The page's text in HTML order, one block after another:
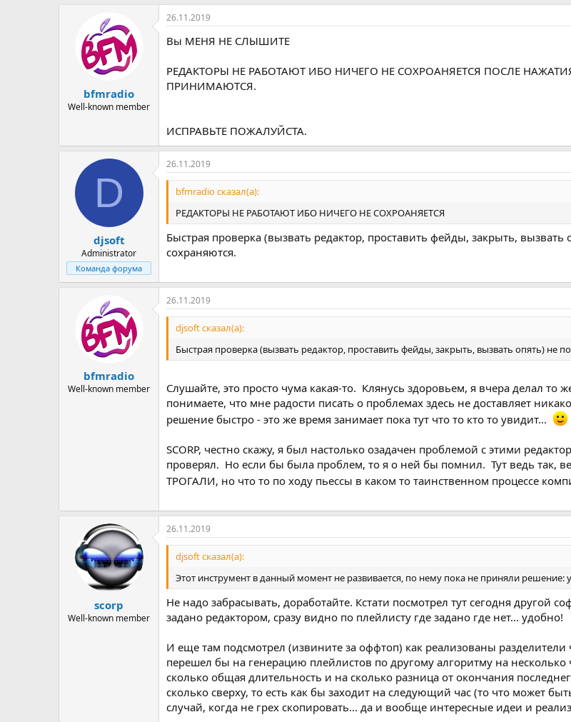
bfmradio
Well-known member
26.11.2019
Вы МЕНЯ НЕ СЛЫШИТЕ
РЕДАКТОРЫ НЕ РАБОТАЮТ ИБО НИЧЕГО НЕ СОХРОАНЯЕТСЯ ПОСЛЕ
ПРИНИМАЮТСЯ.
ИСПРАВЬТЕ ПОЖАЛУЙСТА.
D
djsoft
Administrator
Команда форума
26.11.2019
bfmradio сказал(а):
РЕДАКТОРЫ НЕ РАБОТАЮТ ИБО НИЧЕГО НЕ СОХРОАНЯЕТСЯ
Быстрая проверка (вызвать редактор, проставить фейды, закрыть,
сохраняются.
bfmradio
Well-known member
26.11.2019
djsoft сказал(а):
Быстрая проверка (вызвать редактор, проставить фейды, закрыть, вызвать опять)
Слушайте, это просто чума какая-то. Клянусь здоровьем, я вчера делал
понимаете, что мне радости писать о проблемах здесь не доставляет
решение быстро - это же время занимает пока тут что то кто то увидит...
SCORP, честно скажу, я был настолько озадачен проблемой с этими
проверял. Но если бы была проблем, то я о ней бы помнил. Тут ведь так,
ТРОГАЛИ, но что то по ходу пьессы в каком то таинственном процессе
scorp
Well-known member
26.11.2019
djsoft сказал(а):
Этот инструмент в данный момент не развивается, по нему пока не приняли решение:
Не надо забрасывать, доработайте. Кстати посмотрел тут сегодня другой
задано редактором, сразу видно по плейлисту где задано где нет... удобно!
И еще там подсмотрел (извините за оффтоп) как реализованы
перешел бы на генерацию плейлистов по другому алгоритму на
сколько общая длительность и на сколько разница от окончания
сколько сверху, то есть как бы заходит на следующий час (то что может
случай, когда не грех скопировать... да и вообще интересные идеи и